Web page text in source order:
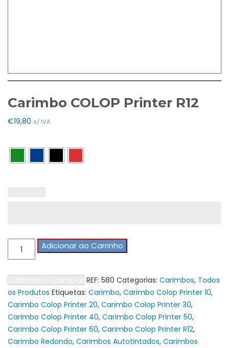
Carimbo COLOP Printer R12
€19,80 s/ IVA
Quantidade
de
Printer
R12
Adicionar ao Carrinho
Continuar a Comprar REF: 580 Categorias: Carimbos, Todos
os Produtos Etiquetas: Carimbo, Carimbo Colop Printer 10,
Carimbo Colop Printer 20, Carimbo Colop Printer 30,
Carimbo Colop Printer 40, Carimbo Colop Printer 50,
Carimbo Colop Printer 60, Carimbo Colop Printer R12,
Carimbo Redondo, Carimbos Autotintados, Carimbos